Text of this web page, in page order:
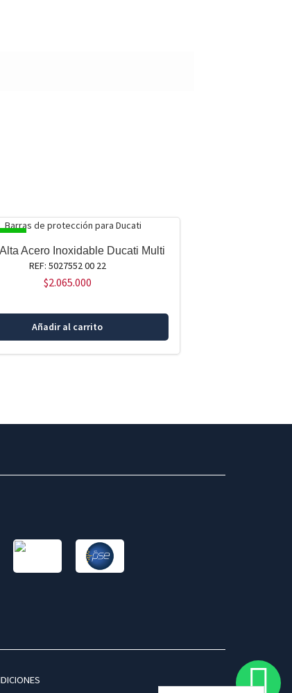
Acero Inoxidable Ducati Multi
REF: 5027552 00 22
$2.065.000
Añadir al carrito